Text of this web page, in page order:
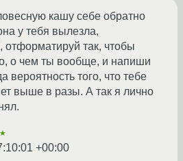
кашу себе обратно
у тебя вылезла,
отформатируй так, чтобы
о чем ты вообще, и напиши
вероятность того, что тебе
выше в разы. А так я лично
+00:00